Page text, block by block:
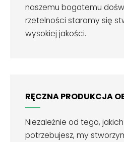
naszemu bogatemu
rzetelności staramy się
wysokiej jakości.
RĘCZNA PRODUKCJA
Niezależnie od tego,
potrzebujesz, my